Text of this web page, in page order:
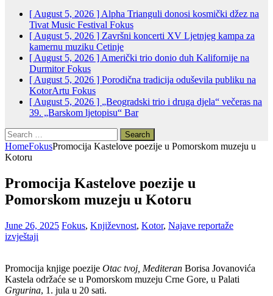
[ August 5, 2026 ] Alpha Trianguli donosi kosmički džez na
Tivat Music Festival Fokus
[ August 5, 2026 ] Završni koncerti XV Ljetnjeg kampa za
kamernu muziku Cetinje
[ August 5, 2026 ] Američki trio donio duh Kalifornije na
DurmitorFokus
[ August 5, 2026 ] Porodična tradicija oduševila publiku na
KotorArtu Fokus
[ August 5, 2026 ] „Beogradski trio i druga djela“ večeras na
39. „Barskom ljetopisu“ Bar
Search
for:
HomeFokusPromocija Kastelove poezije u Pomorskom muzeju u
Kotoru
Promocija Kastelove poezije u
Pomorskom muzeju u Kotoru
June 26, 2025 Fokus, Književnost, Kotor, Najave reportaže
izvještaji
Promocija knjige poezije Otac tvoj, Mediteran Borisa Jovanovića
Kastela održaće se u Pomorskom muzeju Crne Gore, u Palati
Grgurina, 1. jula u 20 sati.